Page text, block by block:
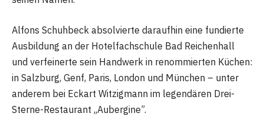
Alfons Schuhbeck absolvierte daraufhin eine fundierte
Ausbildung an der Hotelfachschule Bad Reichenhall
und verfeinerte sein Handwerk in renommierten Küchen:
in Salzburg, Genf, Paris, London und München – unter
anderem bei Eckart Witzigmann im legendären Drei-
Sterne-Restaurant „Aubergine”.